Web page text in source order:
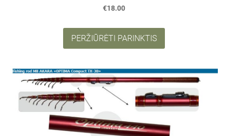
€18.00
PERŽIŪRĖTI PARINKTIS